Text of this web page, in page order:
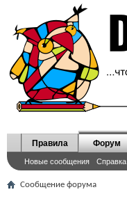
Правила Форум
Новые сообщения Справка
Сообщение форума